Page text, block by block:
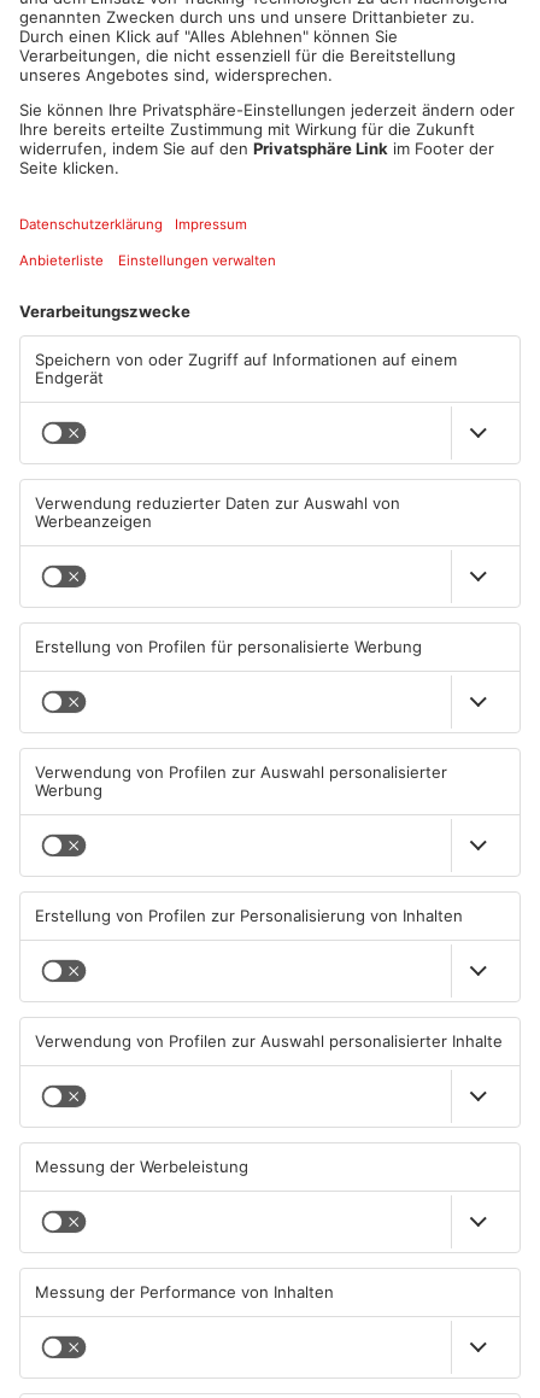
ANZEIGE
Mehr aus Main-
Kinzig-Kreis
Mann schießt in Neuberg mit
Busfahrer
KINZIG-KREIS
Langenselbolder Dreieck und
KINZIG-KREIS
Ausstellung in Bruchköbel
zum Thema "Wasser im
Klimawandel"
07.08.2026, 05:00 UHR IN MAIN-
KINZIG-KREIS
Wohnhausbrand in Maintal:
06.08.2026, 15:42 UHR IN MAIN-
KINZIG-KREIS
Gute Nachrichten für Pendler
im Main-Kinzig-Kreis und in
Hanau
geschlossen